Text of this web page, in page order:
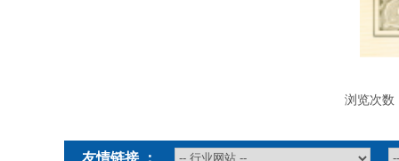
浏览次
友情链接 ：